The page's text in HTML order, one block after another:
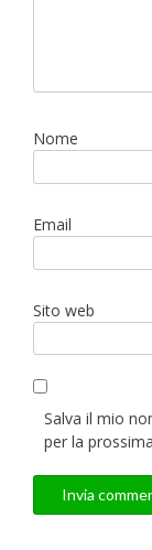
Nome
Email
Sito web
Salva il mio
per la